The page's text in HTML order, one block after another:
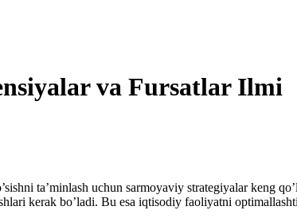
va Fursatlar Ilmi
ta’minlash uchun sarmoyaviy strategiyalar keng
kerak bo’ladi. Bu esa iqtisodiy faoliyatni